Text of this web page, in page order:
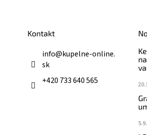
Kontakt
info@kupelne-online.
sk
+420 733 640 565